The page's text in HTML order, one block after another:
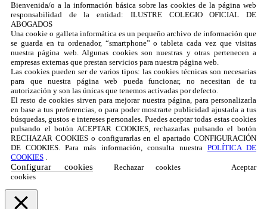
Bienvenida/o a la información básica sobre las cookies de la página web
responsabilidad de la entidad: ILUSTRE COLEGIO OFICIAL DE
ABOGADOS
Una cookie o galleta informática es un pequeño archivo de información que
se guarda en tu ordenador, “smartphone” o tableta cada vez que visitas
nuestra página web. Algunas cookies son nuestras y otras pertenecen a
empresas externas que prestan servicios para nuestra página web.
Las cookies pueden ser de varios tipos: las cookies técnicas son necesarias
para que nuestra página web pueda funcionar, no necesitan de tu
autorización y son las únicas que tenemos activadas por defecto.
El resto de cookies sirven para mejorar nuestra página, para personalizarla
en base a tus preferencias, o para poder mostrarte publicidad ajustada a tus
búsquedas, gustos e intereses personales. Puedes aceptar todas estas cookies
pulsando el botón ACEPTAR COOKIES, rechazarlas pulsando el botón
RECHAZAR COOKIES o configurarlas en el apartado CONFIGURACIÓN
DE COOKIES. Para más información, consulta nuestra POLÍTICA DE
COOKIES .
Configurar cookies Rechazar cookies
Aceptar
cookies